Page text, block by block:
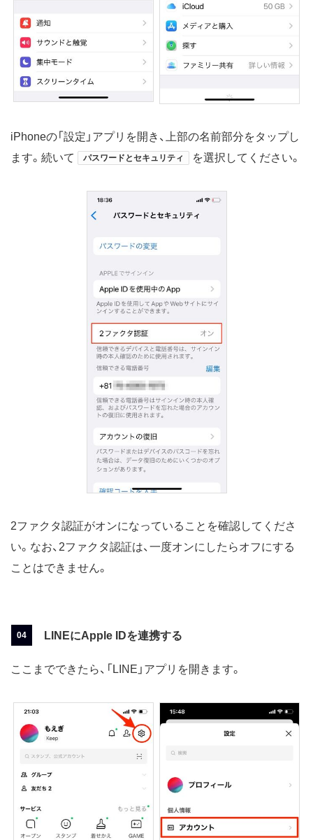
iPhoneの「設定」アプリを開き、上部の名前部分をタップし
ます。続いて
パスワードとセキュリティ を選択してください。
2ファクタ認証がオンになっていることを確認してくださ
い。なお、2ファクタ認証は、一度オンにしたらオフにする
ことはできません。
LINEにApple IDを連携する
ここまでできたら、「LINE」アプリを開きます。